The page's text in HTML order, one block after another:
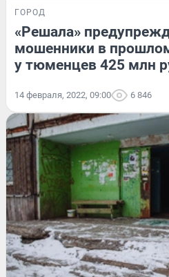
ГОРОД
«Решала»
мошенники в
у тюменцев 425 млн
14 февраля, 2022, 09:00 6 846